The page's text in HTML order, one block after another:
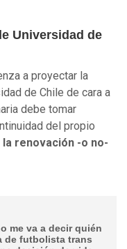
Universidad de
a proyectar la
de Chile de cara a
debe tomar
del propio
la renovación -o no-
me va a decir quién
de futbolista trans